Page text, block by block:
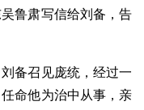
鲁肃写信给刘备，告
备召见庞统，经过一
命他为治中从事，亲